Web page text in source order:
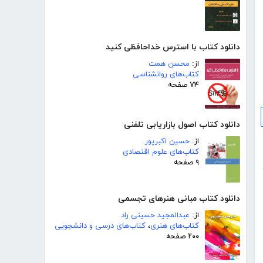
دانلود کتاب با استرس خداحافظی کنید
از: محسن همت
کتاب‌های روانشناسی
۷۴ صفحه
دانلود کتاب اصول بازاریابی تلفنی
از: حسین اکبرپور
کتاب‌های علوم اقتصادی
۹ صفحه
دانلود کتاب مبانی هنرهای تجسمی
از: عبدالمجید حسینی راد
کتاب‌های هنری، کتاب‌های درسی و دانشجویی
۲۰۰ صفحه